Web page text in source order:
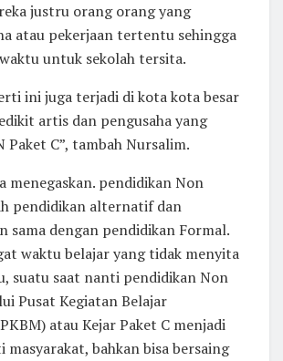
justru orang orang yang
atau pekerjaan tertentu sehingga
untuk sekolah tersita.
ini juga terjadi di kota kota besar
artis dan pengusaha yang
Paket C”, tambah Nursalim.
menegaskan. pendidikan Non
pendidikan alternatif dan
sama dengan pendidikan Formal.
waktu belajar yang tidak menyita
suatu saat nanti pendidikan Non
Pusat Kegiatan Belajar
atau Kejar Paket C menjadi
masyarakat, bahkan bisa bersaing